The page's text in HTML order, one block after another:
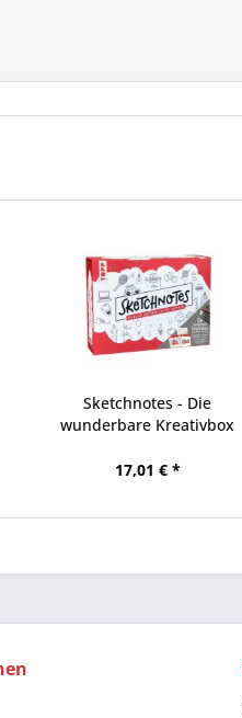
Sketchnotes - Die
wunderbare Kreativbox
17,01 € *